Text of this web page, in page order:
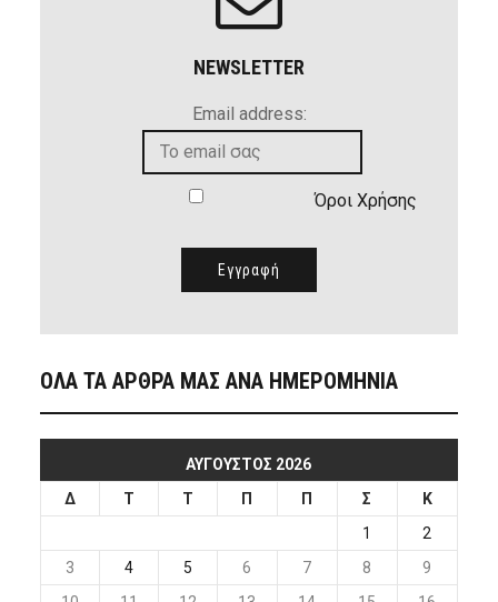
NEWSLETTER
Email address:
Όροι Χρήσης
ΟΛΑ ΤΑ ΑΡΘΡΑ ΜΑΣ ΑΝΑ ΗΜΕΡΟΜΗΝΙΑ
ΑΎΓΟΥΣΤΟΣ 2026
Δ
Τ Τ Π Π Σ
Κ
1
2
3
4 5 6 7 8
9